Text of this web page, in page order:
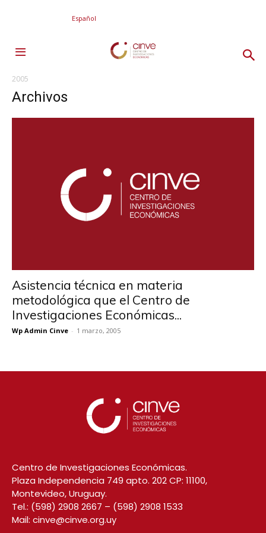
Español
2005
Archivos
Asistencia técnica en materia
metodológica que el Centro de
Investigaciones Económicas...
Wp Admin Cinve - 1 marzo, 2005
Centro de Investigaciones Económicas.
Plaza Independencia 749 apto. 202 CP: 11100,
Montevideo, Uruguay.
Tel.: (598) 2908 2667 – (598) 2908 1533
Mail: cinve@cinve.org.uy